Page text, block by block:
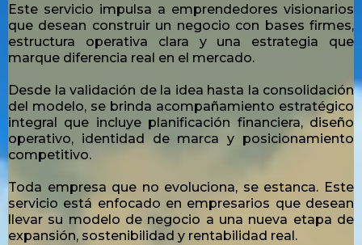
Este servicio impulsa a emprendedores visionarios
que desean construir un negocio con bases firmes,
estructura operativa clara y una estrategia que
marque diferencia real en el mercado.
Desde la validación de la idea hasta la consolidación
del modelo, se brinda acompañamiento estratégico
integral que incluye planificación financiera, diseño
operativo, identidad de marca y posicionamiento
competitivo.
Toda empresa que no evoluciona, se estanca. Este
servicio está enfocado en empresarios que desean
llevar su modelo de negocio a una nueva etapa de
expansión, sostenibilidad y rentabilidad real.